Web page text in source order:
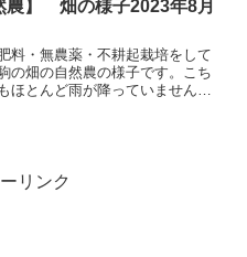
農】 畑の様子2023年8月
料・無農薬・不耕起栽培をして
の畑の自然農の様子です。こち
ほとんど雨が降っていません😓
リンク